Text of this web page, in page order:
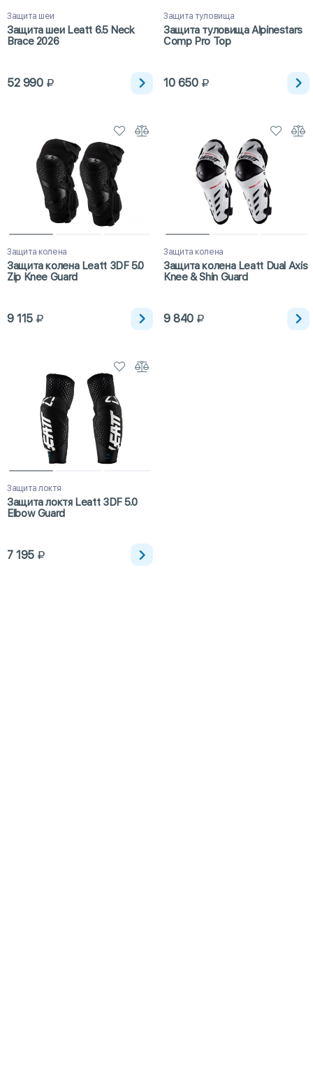
Защита шеи
Защита шеи Leatt 6.5 Neck
Brace 2026
52 990
Защита туловища
Защита туловища Alpinestars
Comp Pro Top
10 650
Защита колена
Защита колена Leatt 3DF 5.0
Zip Knee Guard
9 115
Защита колена
Защита колена Leatt Dual Axis
Knee & Shin Guard
9 840
Защита локтя
Защита локтя Leatt 3DF 5.0
Elbow Guard
7 195